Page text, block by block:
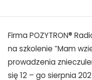
Firma POZYTRON®
na szkolenie ”Mam
prowadzenia
się 12 – go sierpnia